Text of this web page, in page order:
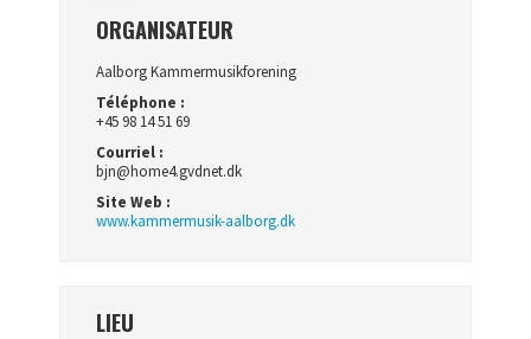
ORGANISATEUR
Aalborg Kammermusikforening
Téléphone :
+45 98 14 51 69
Courriel :
bjn@home4.gvdnet.dk
Site Web :
www.kammermusik-aalborg.dk
LIEU